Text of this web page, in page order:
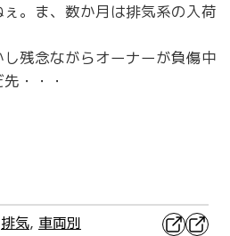
。ま、数か月は排気系の入荷
残念ながらオーナーが負傷中
・・・
排気, 車両別 X